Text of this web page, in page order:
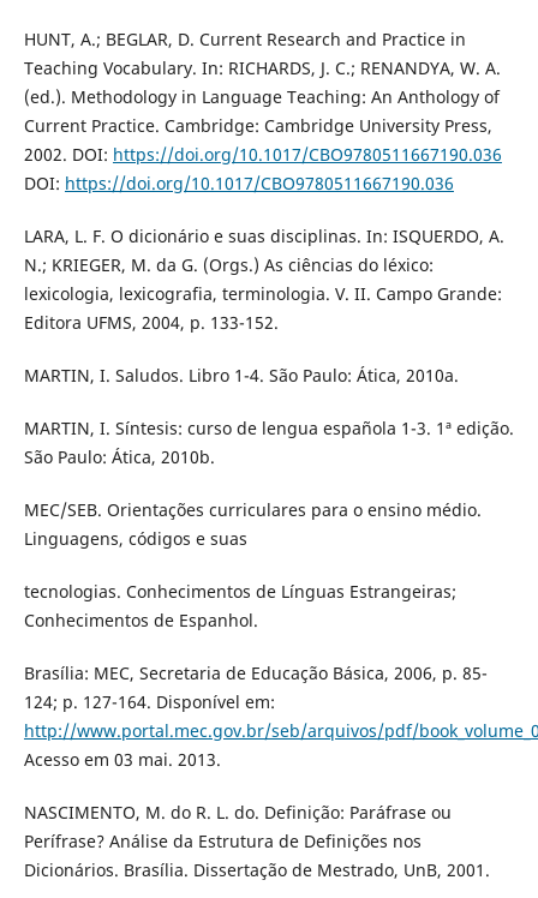
HUNT, A.; BEGLAR, D. Current Research and Practice in
Teaching Vocabulary. In: RICHARDS, J. C.; RENANDYA, W. A.
(ed.). Methodology in Language Teaching: An Anthology of
Current Practice. Cambridge: Cambridge University Press,
2002. DOI: https://doi.org/10.1017/CBO9780511667190.036
DOI: https://doi.org/10.1017/CBO9780511667190.036
LARA, L. F. O dicionário e suas disciplinas. In: ISQUERDO, A.
N.; KRIEGER, M. da G. (Orgs.) As ciências do léxico:
lexicologia, lexicografia, terminologia. V. II. Campo Grande:
Editora UFMS, 2004, p. 133-152.
MARTIN, I. Saludos. Libro 1-4. São Paulo: Ática, 2010a.
MARTIN, I. Síntesis: curso de lengua española 1-3. 1ª edição.
São Paulo: Ática, 2010b.
MEC/SEB. Orientações curriculares para o ensino médio.
Linguagens, códigos e suas
tecnologias. Conhecimentos de Línguas Estrangeiras;
Conhecimentos de Espanhol.
Brasília: MEC, Secretaria de Educação Básica, 2006, p. 85-
124; p. 127-164. Disponível em:
http://www.portal.mec.gov.br/seb/arquivos/pdf/
Acesso em 03 mai. 2013.
NASCIMENTO, M. do R. L. do. Definição: Paráfrase ou
Perífrase? Análise da Estrutura de Definições nos
Dicionários. Brasília. Dissertação de Mestrado, UnB, 2001.